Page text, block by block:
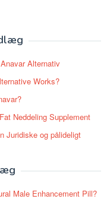
Alternativ
Works?
Neddeling Supplement
Juridiske og pålideligt
Male Enhancement Pill?